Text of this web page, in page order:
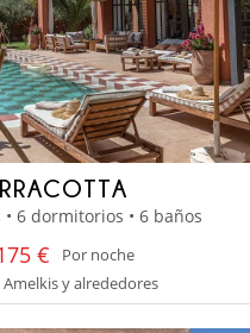
6 dormitorios • 6 baños
€
Por noche
y alrededores